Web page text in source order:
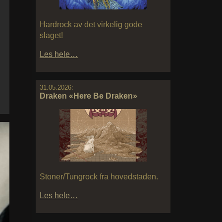
Hardrock av det virkelig gode
slaget!
Les hele…
31.05.2026:
Draken «Here Be Draken»
Stoner/Tungrock fra hovedstaden.
Les hele…